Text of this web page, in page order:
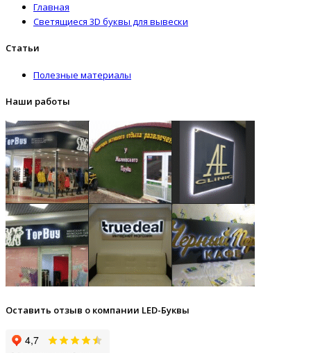
Главная
Светящиеся 3D буквы для вывески
Статьи
Полезные материалы
Наши работы
Оставить отзыв о компании LED-Буквы